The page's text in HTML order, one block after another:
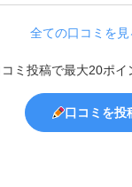
全ての口コミを見
コミ投稿で最大20ポイ
口コミを投